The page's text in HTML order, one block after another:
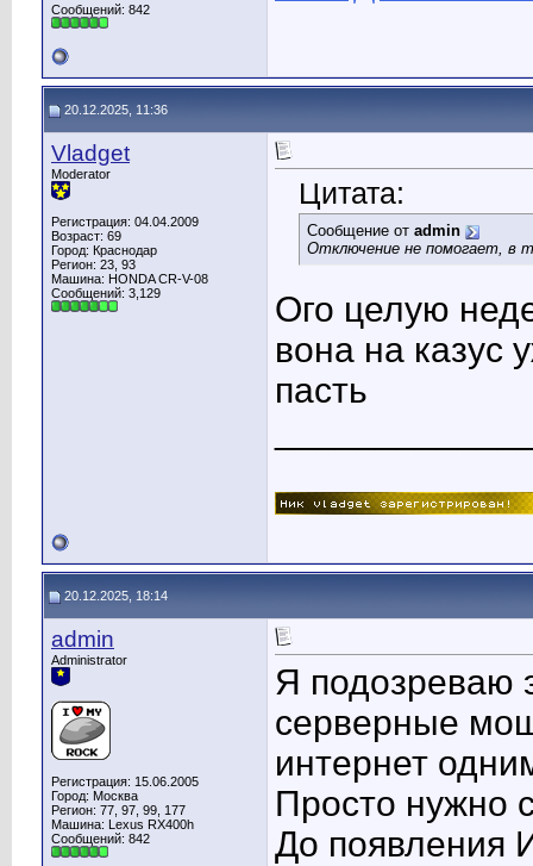
Сообщений: 842
20.12.2025, 11:36
Vladget
Moderator
Регистрация: 04.04.2009
Возраст: 69
Город: Краснодар
Регион: 23, 93
Машина: HONDA CR-V-08
Сообщений: 3,129
Цитата:
Сообщение от admin
Отключение не помогает, в
Ого целую
вона на казус
пасть
20.12.2025, 18:14
admin
Administrator
Регистрация: 15.06.2005
Город: Москва
Регион: 77, 97, 99, 177
Машина: Lexus RX400h
Сообщений: 842
Я подозреваю
серверные
интернет
Просто нужно
До появления